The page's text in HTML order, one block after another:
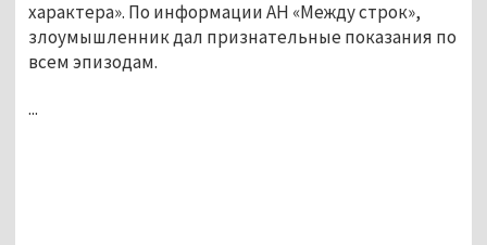
характера». По информации АН «Между строк»,
злоумышленник дал признательные показания по
всем эпизодам.
...